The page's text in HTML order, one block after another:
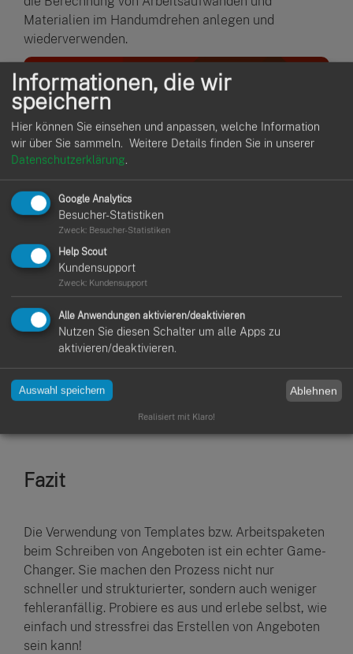
Materialien im Handumdrehen anlegen und
wiederverwenden.
Arbeitspakete sind deine Arbeitsbeschleuniger. Sie
helfen dir, wiederkehrende Aufgaben und Elemente
wie Materialien und Arbeitsaufwände zu bündeln.
Wenn du das nächste Mal ein Angebot oder eine
Rechnung schreibst, kannst du diese Pakete einfach
über die Positionssuche hinzufügen. Das bedeutet
weniger Tippaufwand und mehr Zeit für das, was
wirklich zählt - deine Arbeit!
Fazit
Die Verwendung von Templates bzw. Arbeitspaketen
beim Schreiben von Angeboten ist ein echter Game-
Changer. Sie machen den Prozess nicht nur
schneller und strukturierter, sondern auch weniger
fehleranfällig. Probiere es aus und erlebe selbst, wie
einfach und stressfrei das Erstellen von Angeboten
sein kann!
Informationen, die wir
speichern
Hier können Sie einsehen und anpassen, welche Information
wir über Sie sammeln. Weitere Details finden Sie in unserer
Datenschutzerklärung.
Google Analytics
Besucher-Statistiken
Zweck: Besucher-Statistiken
Help Scout
Kundensupport
Zweck: Kundensupport
Alle Anwendungen aktivieren/deaktivieren
Nutzen Sie diesen Schalter um alle Apps zu
aktivieren/deaktivieren.
Auswahl speichern Ablehnen
Realisiert mit Klaro!